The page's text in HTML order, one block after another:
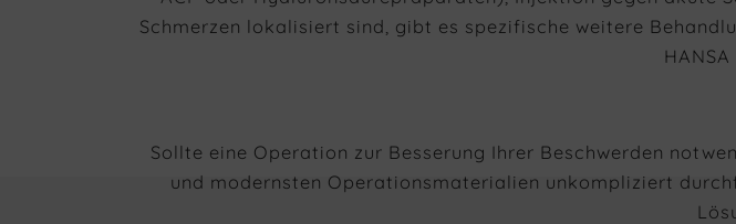
Schmerzen lokalisiert sind, gibt es spezifische weitere
Sollte eine Operation zur Besserung Ihrer Beschwerden
und modernsten Operationsmaterialien unkompliziert